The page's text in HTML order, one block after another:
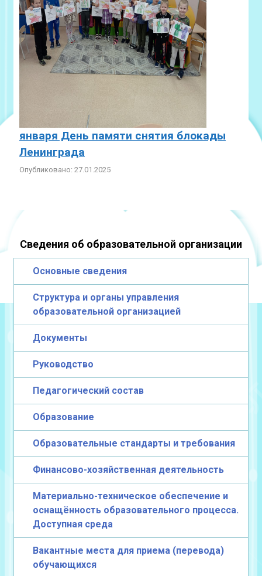
января День памяти снятия блокады
Ленинграда
Опубликовано: 27.01.2025
Сведения об образовательной организации
Основные сведения
Структура и органы управления
образовательной организацией
Документы
Руководство
Педагогический состав
Образование
Образовательные стандарты и требования
Финансово-хозяйственная деятельность
Материально-техническое обеспечение и
оснащённость образовательного процесса.
Доступная среда
Вакантные места для приема (перевода)
обучающихся